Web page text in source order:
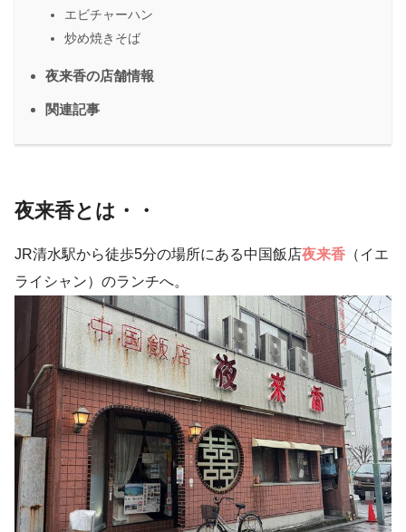
エビチャーハン
炒め焼きそば
夜来香の店舗情報
関連記事
夜来香とは・・
JR清水駅から徒歩5分の場所にある中国飯店夜来香 （イエ
ライシャン）のランチへ。